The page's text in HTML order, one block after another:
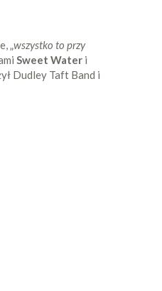
„wszystko to przy
Sweet Water i
Dudley Taft Band i